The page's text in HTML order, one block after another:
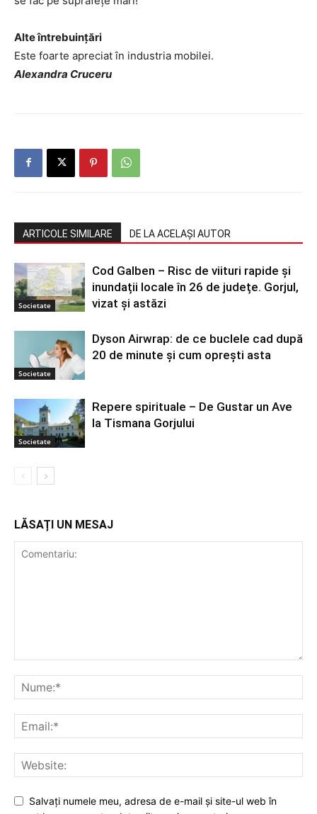
Alte întrebuințări
Este foarte apreciat în industria mobilei.
Alexandra Cruceru
ARTICOLE SIMILARE DE LA ACELAȘI AUTOR
Societate
Cod Galben – Risc de viituri rapide și
inundații locale în 26 de județe. Gorjul,
vizat și astăzi
Societate
Dyson Airwrap: de ce buclele cad după
20 de minute și cum oprești asta
Societate
Repere spirituale – De Gustar un Ave
la Tismana Gorjului
LĂSAȚI UN MESAJ
Salvați numele meu, adresa de e-mail și site-ul web în